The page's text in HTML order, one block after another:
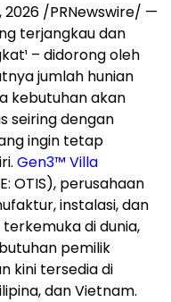
2026 /PRNewswire/ —
terjangkau dan
– didorong oleh
jumlah hunian
kebutuhan akan
seiring dengan
ingin tetap
Gen3™ Villa
OTIS), perusahaan
instalasi, dan
di dunia,
pemilik
kini tersedia di
dan Vietnam.